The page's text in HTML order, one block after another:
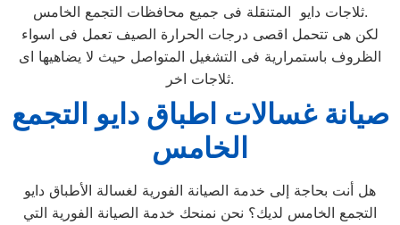
ثلاجات دايو المتنقلة فى جميع محافظات التجمع الخامس.
لكن هى تتحمل اقصى درجات الحرارة الصيف تعمل فى اسواء
الظروف باستمرارية فى التشغيل المتواصل حيث لا يضاهيها اى
ثلاجات اخر.
صيانة غسالات اطباق دايو التجمع
الخامس
هل أنت بحاجة إلى خدمة الصيانة الفورية لغسالة الأطباق دايو
التجمع الخامس لديك؟ نحن نمنحك خدمة الصيانة الفورية التي